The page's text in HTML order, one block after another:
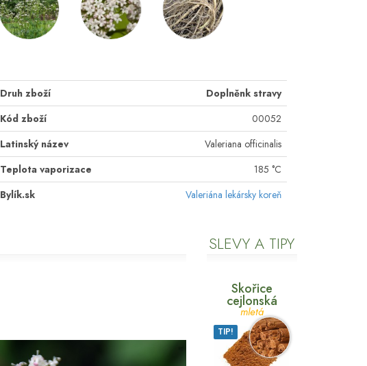
Druh zboží
Doplněnk stravy
Kód zboží
00052
Latinský název
Valeriana officinalis
Teplota vaporizace
185 °C
Bylík.sk
Valeriána lekársky koreň
SLEVY A TIPY
Skořice
cejlonská
mletá
TIP!